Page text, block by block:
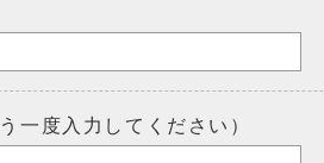
一度入力してください）